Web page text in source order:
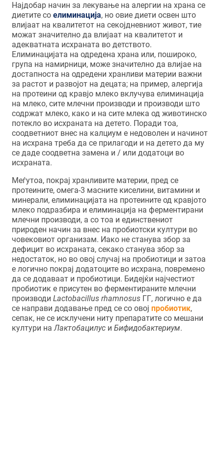
Најдобар начин за лекување на алергии на храна се
диетите со елиминација, но овие диети освен што
влијаат на квалитетот на секојдневниот живот, тие
можат значително да влијаат на квалитетот и
адекватната исхраната во детството.
Елиминацијата на одредена храна или, пошироко,
група на намирници, може значително да влијае на
достапноста на одредени хранливи материи важни
за растот и развојот на децата; на пример, алергија
на протеини од кравјо млеко вклучува елиминација
на млеко, сите млечни производи и производи што
содржат млеко, како и на сите млека од животинско
потекло во исхраната на детето. Поради тоа,
соодветниот внес на калциум е недоволен и начинот
на исхрана треба да се прилагоди и на детето да му
се даде соодветна замена и / или додатоци во
исхраната.
Меѓутоа, покрај хранливите материи, пред се
протеините, омега-3 масните киселини, витамини и
минерали, елиминацијата на протеините од кравјото
млеко подразбира и елиминација на ферментирани
млечни производи, а со тоа и единствениот
природен начин за внес на пробиотски култури во
човековиот организам. Иако не станува збор за
дефицит во исхраната, секако станува збор за
недостаток, но во овој случај на пробиотици и затоа
е логично покрај додатоците во исхрана, повремено
да се додаваат и пробиотици. Бидејќи најчестиот
пробиотик е присутен во ферментираните млечни
производи Lactobacillus rhamnosus ГГ, логично е да
се направи додавање пред се со овој пробиотик,
сепак, не се исклучени ниту препаратите со мешани
култури наЛактобацилуси Бифидобактериум.